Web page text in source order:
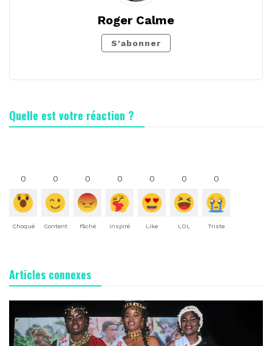
Roger Calme
S'abonner
Quelle est votre réaction ?
0
Choqué
0
Content
0
Fâché
0
Inspiré
0
Like
0
LOL
0
Triste
Articles connexes